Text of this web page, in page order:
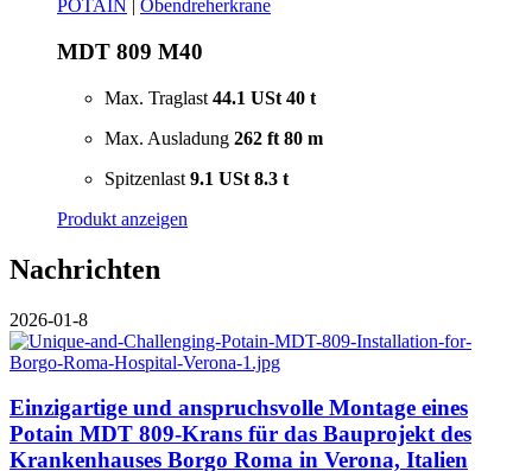
POTAIN | Obendreherkrane
MDT 809 M40
Max. Traglast 44.1 USt 40 t
Max. Ausladung 262 ft 80 m
Spitzenlast 9.1 USt 8.3 t
Produkt anzeigen
Nachrichten
2026-01-8
Einzigartige und anspruchsvolle Montage eines
Potain MDT 809-Krans für das Bauprojekt des
Krankenhauses Borgo Roma in Verona, Italien